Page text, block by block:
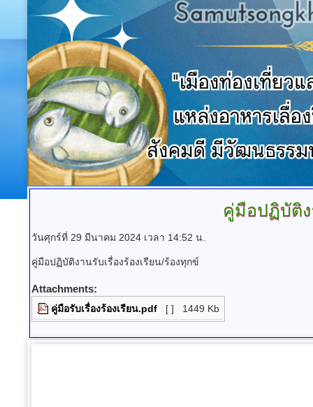
คู่มือปฏิบัติง
วันศุกร์ที่ 29 มีนาคม 2024 เวลา 14:52 น.
คู่มือปฏิบัติงานรับเรื่องร้องเรียน/ร้องทุกข์
Attachments:
คู่มือรับเรื่องร้องเรียน.pdf [ ] 1449 Kb